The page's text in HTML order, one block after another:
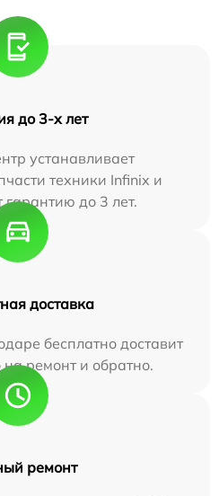
до 3-х лет
устанавливает
техники Infinix и
гарантию до 3 лет.
доставка
бесплатно доставит
на ремонт и обратно.
ремонт